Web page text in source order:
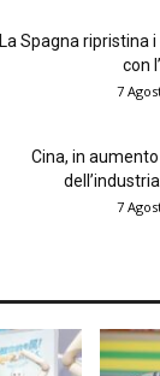
La Spagna ripristina
con
7
Cina, in aumento
7